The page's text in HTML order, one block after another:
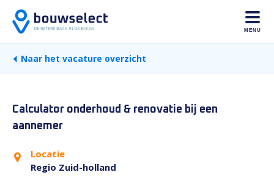
MENU
Naar het vacature overzicht
Calculator onderhoud & renovatie bij een
aannemer
Locatie
Regio Zuid-holland